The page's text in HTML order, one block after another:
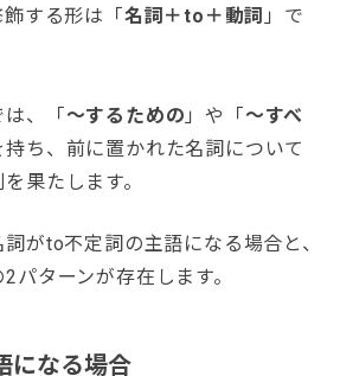
する形は「名詞＋to＋動詞 」で
は、「〜するための 」や「〜すべ
持ち、前に置かれた名詞について
果たします。
がto不定詞の主語になる場合と、
パターンが存在します。
になる場合